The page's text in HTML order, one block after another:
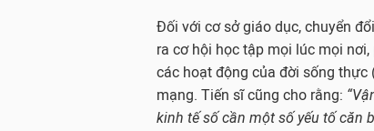
Đối với cơ sở giáo dục, chuyển
ra cơ hội học tập mọi lúc mọi
các hoạt động của đời sống thực
mạng. Tiến sĩ cũng cho rằng:
kinh tế số cần một số yếu tố căn